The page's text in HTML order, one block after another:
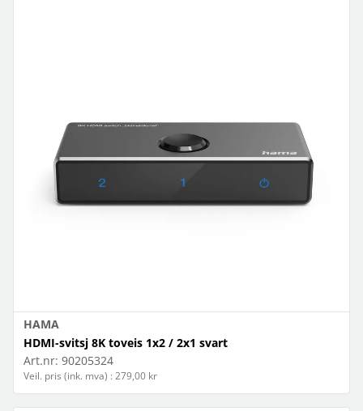
HAMA
HDMI-svitsj 8K toveis 1x2 / 2x1 svart
Art.nr: 90205324
Veil. pris (ink. mva) : 279,00 kr